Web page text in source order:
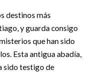
destinos más
y guarda consigo
que han sido
Esta antigua abadía,
sido testigo de